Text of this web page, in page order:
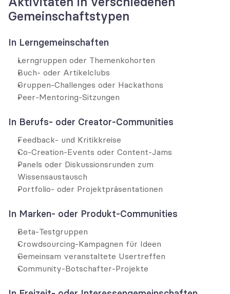
Gemeinschaftstypen
In Lerngemeinschaften
Lerngruppen oder Themenkohorten
Buch- oder Artikelclubs
Gruppen-Challenges oder Hackathons
Peer-Mentoring-Sitzungen
In Berufs- oder Creator-Communities
Feedback- und Kritikkreise
Co-Creation-Events oder Content-Jams
Panels oder Diskussionsrunden zum
Wissensaustausch
Portfolio- oder Projektpräsentationen
In Marken- oder Produkt-Communities
Beta-Testgruppen
Crowdsourcing-Kampagnen für Ideen
Gemeinsam veranstaltete Usertreffen
Community-Botschafter-Projekte